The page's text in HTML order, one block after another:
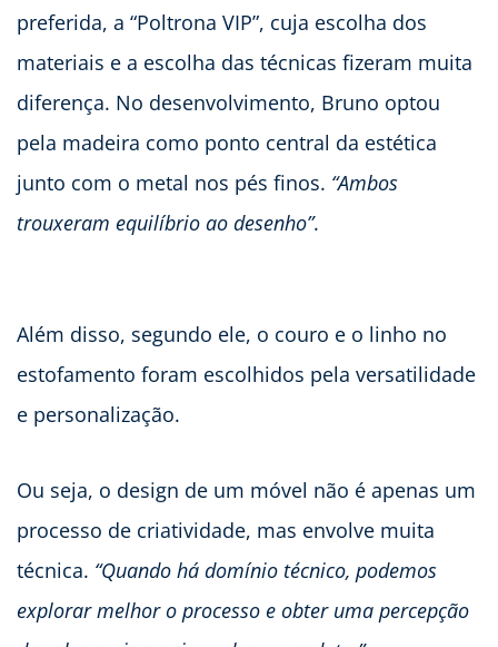
preferida, a “Poltrona VIP”, cuja escolha dos
materiais e a escolha das técnicas fizeram muita
diferença. No desenvolvimento, Bruno optou
pela madeira como ponto central da estética
junto com o metal nos pés finos. “Ambos
trouxeram equilíbrio ao desenho”.
Além disso, segundo ele, o couro e o linho no
estofamento foram escolhidos pela versatilidade
e personalização.
Ou seja, o design de um móvel não é apenas um
processo de criatividade, mas envolve muita
técnica. “Quando há domínio técnico, podemos
explorar melhor o processo e obter uma percepção